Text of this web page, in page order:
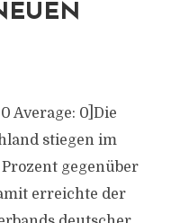
Average: 0]Die
stiegen im
gegenüber
erreichte der